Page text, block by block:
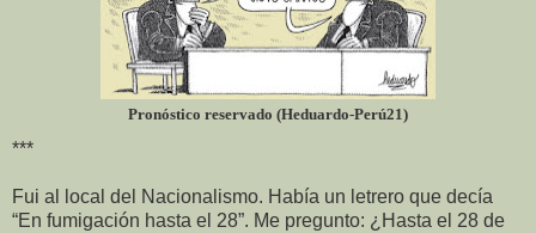
Pronóstico reservado (Heduardo-Perú21)
***
Fui al local del Nacionalismo. Había un letrero que decía
“En fumigación hasta el 28”. Me pregunto: ¿Hasta el 28 de